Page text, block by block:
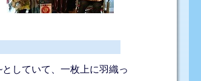
していて、一枚上に羽織っ